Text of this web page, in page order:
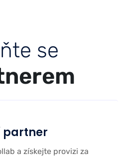
ňte se
nerem
partner
a získejte provizi za